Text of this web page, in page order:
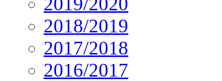
2018/2019
2017/2018
2016/2017